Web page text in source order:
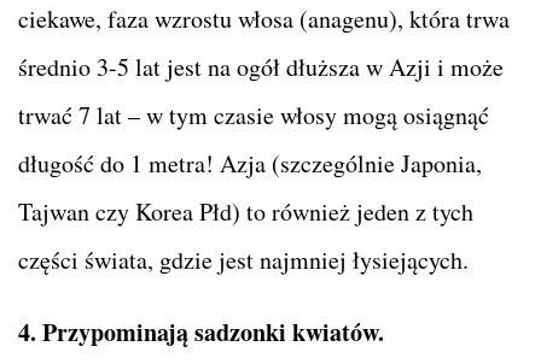
ciekawe, faza wzrostu włosa (anagenu), która trwa
średnio 3-5 lat jest na ogół dłuższa w Azji i może
trwać 7 lat – w tym czasie włosy mogą osiągnąć
długość do 1 metra! Azja (szczególnie Japonia,
Tajwan czy Korea Płd) to również jeden z tych
części świata, gdzie jest najmniej łysiejących.
4. Przypominają sadzonki kwiatów.